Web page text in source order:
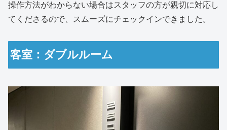
操作方法がわからない場合はスタッフの方が親切に対応し
てくださるので、スムーズにチェックインできました。
客室：ダブルルーム